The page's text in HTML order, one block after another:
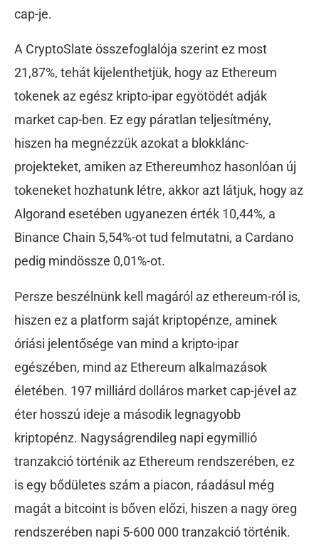
cap-je.
A CryptoSlate összefoglalója szerint ez most
21,87%, tehát kijelenthetjük, hogy az Ethereum
tokenek az egész kripto-ipar egyötödét adják
market cap-ben. Ez egy páratlan teljesítmény,
hiszen ha megnézzük azokat a blokklánc-
projekteket, amiken az Ethereumhoz hasonlóan új
tokeneket hozhatunk létre, akkor azt látjuk, hogy az
Algorand esetében ugyanezen érték 10,44%, a
Binance Chain 5,54%-ot tud felmutatni, a Cardano
pedig mindössze 0,01%-ot.
Persze beszélnünk kell magáról az ethereum-ról is,
hiszen ez a platform saját kriptopénze, aminek
óriási jelentősége van mind a kripto-ipar
egészében, mind az Ethereum alkalmazások
életében. 197 milliárd dolláros market cap-jével az
éter hosszú ideje a második legnagyobb
kriptopénz. Nagyságrendileg napi egymillió
tranzakció történik az Ethereum rendszerében, ez
is egy bődületes szám a piacon, ráadásul még
magát a bitcoint is bőven előzi, hiszen a nagy öreg
rendszerében napi 5-600 000 tranzakció történik.